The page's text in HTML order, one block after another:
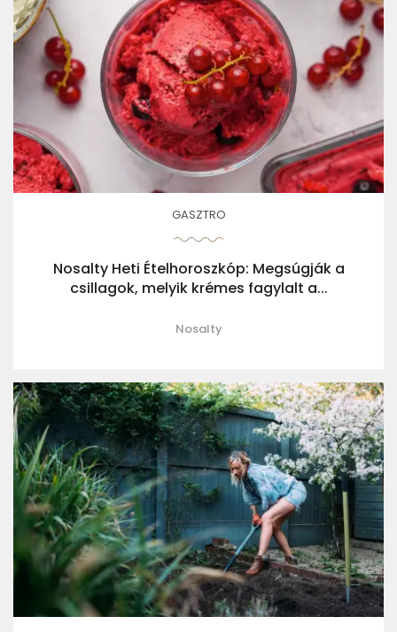
GASZTRO
Nosalty Heti Ételhoroszkóp: Megsúgják a
csillagok, melyik krémes fagylalt a...
Nosalty